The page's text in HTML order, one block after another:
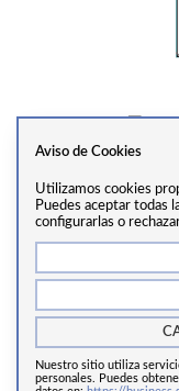
281,
Copyrights
Aviso de Cookies
Utilizamos cookies
Puedes aceptar todas
configurarlas o
Nuestro sitio utiliza
personales. Puedes